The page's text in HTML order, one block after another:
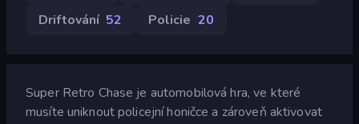
Driftování 52 Policie 20
Super Retro Chase je automobilová hra, ve které
musíte uniknout policejní honičce a zároveň aktivovat